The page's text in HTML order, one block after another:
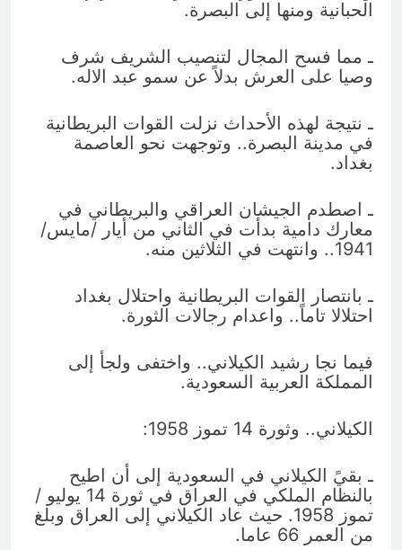
الحبانية ومنها إلى البصرة.
ـ مما فسح المجال لتنصيب الشريف شرف
وصيا على العرش بدلاً عن سمو عبد الاله.
ـ نتيجة لهذه الأحداث نزلت القوات البريطانية
في مدينة البصرة.. وتوجهت نحو العاصمة
بغداد.
ـ اصطدم الجيشان العراقي والبريطاني في
معارك دامية بدأت في الثاني من أيار /مايس/
1941.. وانتهت في الثلاثين منه.
ـ بانتصار القوات البريطانية واحتلال بغداد
احتلالا تاماً.. واعدام رجالات الثورة.
فيما نجا رشيد الكيلاني.. واختفى ولجأ إلى
المملكة العربية السعودية.
الكيلاني.. وثورة 14 تموز 1958:
ـ بقيً الكيلاني في السعودية إلى أن اطيح
بالنظام الملكي في العراق في ثورة 14 يوليو /
تموز 1958. حيث عاد الكيلاني إلى العراق وبلغ
من العمر 66 عاما.